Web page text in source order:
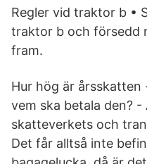
Regler vid traktor b •
traktor b och försedd
fram.
Hur hög är årsskatten
vem ska betala den?
skatteverkets och
Det får alltså inte